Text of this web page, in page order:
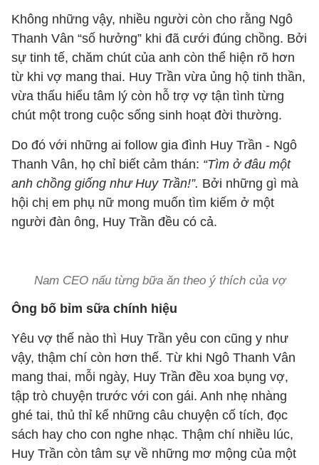
Không những vậy, nhiều người còn cho rằng Ngô
Thanh Vân “số hưởng” khi đã cưới đúng chồng. Bởi
sự tinh tế, chăm chút của anh còn thể hiện rõ hơn
từ khi vợ mang thai. Huy Trần vừa ủng hộ tinh thần,
vừa thấu hiểu tâm lý còn hỗ trợ vợ tận tình từng
chút một trong cuộc sống sinh hoạt đời thường.
Do đó với những ai follow gia đình Huy Trần - Ngô
Thanh Vân, họ chỉ biết cảm thán: “Tìm ở đâu một
anh chồng giống như Huy Trần!”. Bởi những gì mà
hội chị em phụ nữ mong muốn tìm kiếm ở một
người đàn ông, Huy Trần đều có cả.
Nam CEO nấu từng bữa ăn theo ý thích của vợ
Ông bố bỉm sữa chính hiệu
Yêu vợ thế nào thì Huy Trần yêu con cũng y như
vậy, thậm chí còn hơn thế. Từ khi Ngô Thanh Vân
mang thai, mỗi ngày, Huy Trần đều xoa bụng vợ,
tập trò chuyện trước với con gái. Anh nhẹ nhàng
ghé tai, thủ thỉ kể những câu chuyện cố tích, đọc
sách hay cho con nghe nhạc. Thậm chí nhiều lúc,
Huy Trần còn tâm sự về những mơ mộng của một